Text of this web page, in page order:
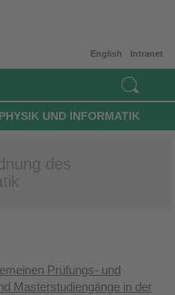
Intranet
English
UND INFORMATIK
des
Prüfungs- und
Masterstudiengänge in der